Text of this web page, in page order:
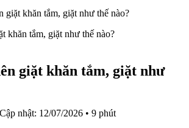
giặt khăn tắm, giặt như thế nào?
giặt khăn tắm, giặt như
Cập nhật: 12/07/2026 • 9 phút